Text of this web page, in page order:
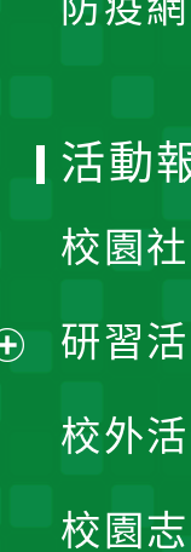
活動
校園
研習
校外
校園